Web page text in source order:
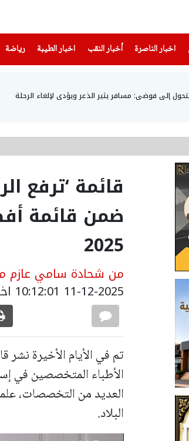
اخبار الناصرة
(current) أخبار النقب اخبار الطيبة(current) رياضة
(current)
إلى فوضى: مسافر يثير الذعر ويؤدى لإلغاء الرحلة
قائمة ‘ترفع
ضمن قائمة
2025
من شحادة سامي عازم
11-12-2025 10:12:01
العديد من التخصصات،
البلاد.